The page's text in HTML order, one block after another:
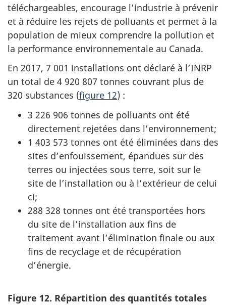
téléchargeables, encourage l’industrie à prévenir
et à réduire les rejets de polluants et permet à la
population de mieux comprendre la pollution et
la performance environnementale au Canada.
En 2017, 7 001 installations ont déclaré à l’INRP
un total de 4 920 807 tonnes couvrant plus de
320 substances (figure 12) :
3 226 906 tonnes de polluants ont été
directement rejetées dans l’environnement;
1 403 573 tonnes ont été éliminées dans des
sites d’enfouissement, épandues sur des
terres ou injectées sous terre, soit sur le
site de l’installation ou à l’extérieur de celui
ci;
288 328 tonnes ont été transportées hors
du site de l’installation aux fins de
traitement avant l’élimination finale ou aux
fins de recyclage et de récupération
d’énergie.
Figure 12. Répartition des quantités totales